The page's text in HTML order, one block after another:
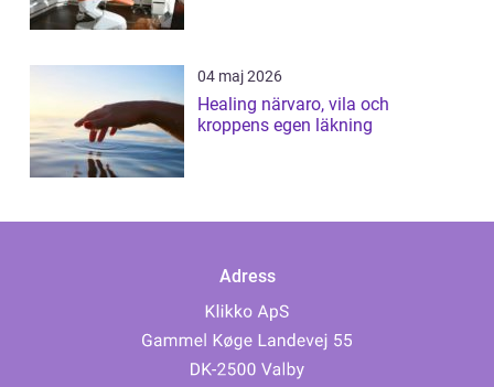
04 maj 2026
Healing närvaro, vila och
kroppens egen läkning
Adress